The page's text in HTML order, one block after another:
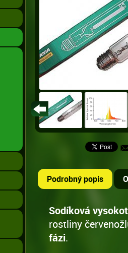
Podrobný popis
Sodíková
rostliny
fázi.